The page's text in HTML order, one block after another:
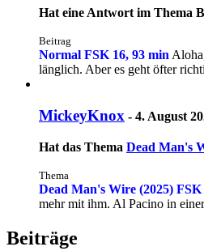
Hat eine Antwort im Thema
Beitrag
Normal FSK 16, 93 min
länglich. Aber es geht öfter
MickeyKnox - 4. August
Hat das Thema Dead Man's
Thema
Dead Man's Wire (2025) FSK
mehr mit ihm. Al Pacino in
Beiträge